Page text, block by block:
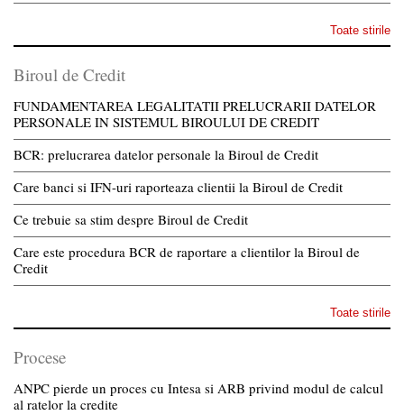
Toate stirile
Biroul de Credit
FUNDAMENTAREA LEGALITATII PRELUCRARII DATELOR
PERSONALE IN SISTEMUL BIROULUI DE CREDIT
BCR: prelucrarea datelor personale la Biroul de Credit
Care banci si IFN-uri raporteaza clientii la Biroul de Credit
Ce trebuie sa stim despre Biroul de Credit
Care este procedura BCR de raportare a clientilor la Biroul de
Credit
Toate stirile
Procese
ANPC pierde un proces cu Intesa si ARB privind modul de calcul
al ratelor la credite